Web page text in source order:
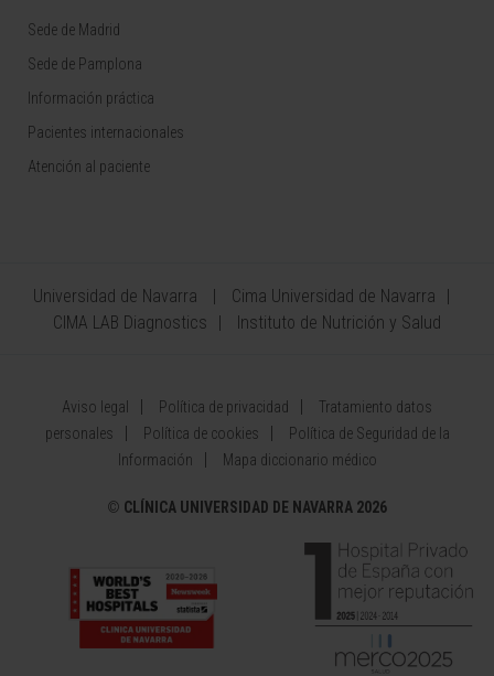
Sede de Madrid
Sede de Pamplona
Información práctica
Pacientes internacionales
Atención al paciente
Universidad de Navarra
Cima Universidad de Navarra
CIMA LAB Diagnostics
Instituto de Nutrición y Salud
Aviso legal Política de privacidad
Tratamiento datos
personales
Política de cookies
Política de Seguridad de la
Información
Mapa diccionario médico
© CLÍNICA UNIVERSIDAD DE NAVARRA 2026